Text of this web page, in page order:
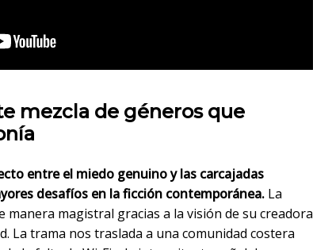
mezcla de géneros que
entre el miedo genuino y las carcajadas
desafíos en la ficción contemporánea. La
manera magistral gracias a la visión de su creadora
La trama nos traslada a una comunidad costera